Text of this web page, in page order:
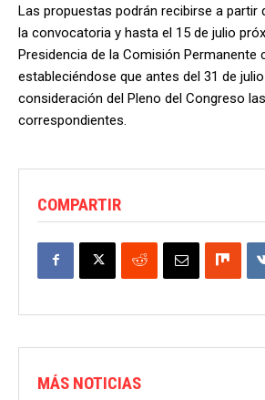
Las propuestas podrán recibirse a partir
la convocatoria y hasta el 15 de julio
Presidencia de la Comisión Permanente
estableciéndose que antes del 31 de
consideración del Pleno del Congreso
correspondientes.
COMPARTIR
MÁS NOTICIAS